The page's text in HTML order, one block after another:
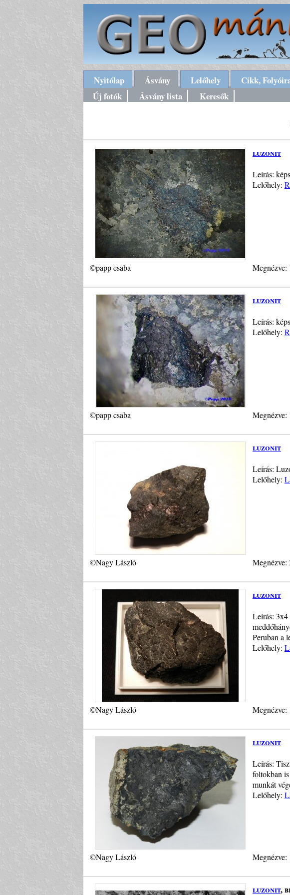
Nyitólap Ásvány Lelőhely Cikk,
Új fotók
Ásvány lista Keresők
luzonit
Leírás:
Lelőhely:
©papp csaba Megnézve:
luzonit
Leírás:
Lelőhely:
©papp csaba Megnézve:
luzonit
Leírás:
Lelőhely:
©Nagy László Megnézve:
luzonit
Leírás:
Peruban a
Lelőhely:
©Nagy László Megnézve:
luzonit
Leírás:
foltokban
munkát
Lelőhely:
©Nagy László Megnézve:
luzonit,